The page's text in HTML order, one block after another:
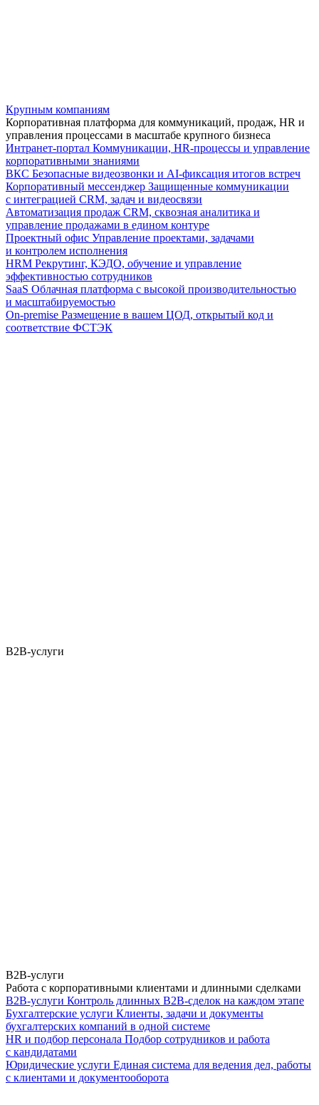
Крупным компаниям
Корпоративная платформа для коммуникаций, продаж, HR и
управления процессами в масштабе крупного бизнеса
Интранет-портал Коммуникации, HR-процессы и управление
корпоративными знаниями
ВКС Безопасные видеозвонки и AI-фиксация итогов встреч
Корпоративный мессенджер Защищенные коммуникации
с интеграцией CRM, задач и видеосвязи
Автоматизация продаж CRM, сквозная аналитика и
управление продажами в едином контуре
Проектный офис Управление проектами, задачами
и контролем исполнения
HRM Рекрутинг, КЭДО, обучение и управление
эффективностью сотрудников
SaaS Облачная платформа с высокой производительностью
и масштабируемостью
On-premise Размещение в вашем ЦОД, открытый код и
соответствие ФСТЭК
B2B-услуги
B2B-услуги
Работа с корпоративными клиентами и длинными сделками
B2B-услуги Контроль длинных B2B-сделок на каждом этапе
Бухгалтерские услуги Клиенты, задачи и документы
бухгалтерских компаний в одной системе
HR и подбор персонала Подбор сотрудников и работа
с кандидатами
Юридические услуги Единая система для ведения дел, работы
с клиентами и документооборота